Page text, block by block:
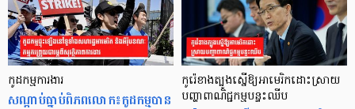
កូដកម្មការងារ
សណ្ដាប់ធ្នាប់ពិភពលោក៖កូដកម្មបាន
កូរ៉េខាងត្បូងស្នើឱ្យអាមេរិកដោះស្រាយ
បញ្ហាពាណិជ្ជកម្មបន្ទះឈីប